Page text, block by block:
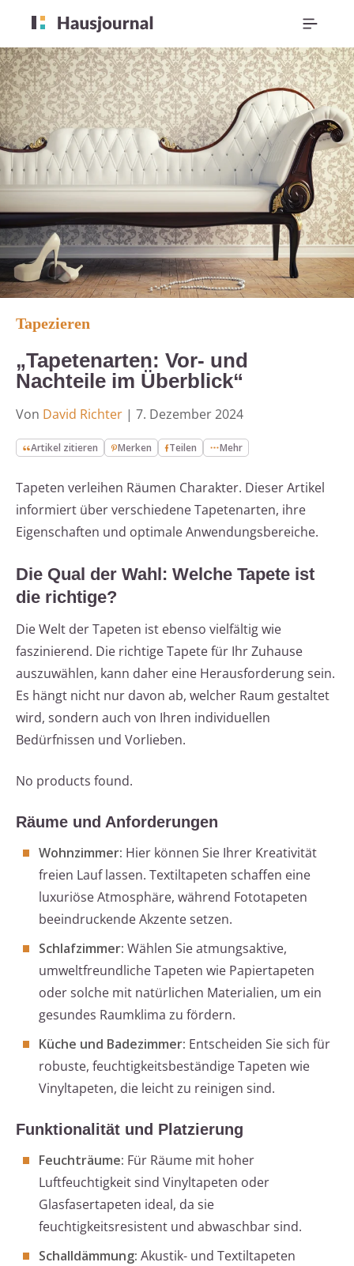
Tapezieren
„Tapetenarten: Vor- und
Nachteile im Überblick“
Von David Richter | 7. Dezember 2024
Artikel zitieren Merken Teilen Mehr
Tapeten verleihen Räumen Charakter. Dieser Artikel
informiert über verschiedene Tapetenarten, ihre
Eigenschaften und optimale Anwendungsbereiche.
Die Qual der Wahl: Welche Tapete ist
die richtige?
Die Welt der Tapeten ist ebenso vielfältig wie
faszinierend. Die richtige Tapete für Ihr Zuhause
auszuwählen, kann daher eine Herausforderung sein.
Es hängt nicht nur davon ab, welcher Raum gestaltet
wird, sondern auch von Ihren individuellen
Bedürfnissen und Vorlieben.
No products found.
Räume und Anforderungen
Wohnzimmer: Hier können Sie Ihrer Kreativität
freien Lauf lassen. Textiltapeten schaffen eine
luxuriöse Atmosphäre, während Fototapeten
beeindruckende Akzente setzen.
Schlafzimmer: Wählen Sie atmungsaktive,
umweltfreundliche Tapeten wie Papiertapeten
oder solche mit natürlichen Materialien, um ein
gesundes Raumklima zu fördern.
Küche und Badezimmer: Entscheiden Sie sich für
robuste, feuchtigkeitsbeständige Tapeten wie
Vinyltapeten, die leicht zu reinigen sind.
Funktionalität und Platzierung
Feuchträume: Für Räume mit hoher
Luftfeuchtigkeit sind Vinyltapeten oder
Glasfasertapeten ideal, da sie
feuchtigkeitsresistent und abwaschbar sind.
Schalldämmung: Akustik- und Textiltapeten